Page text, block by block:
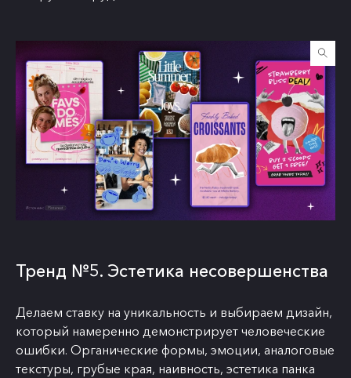
Тренд №5. Эстетика несовершенства
Делаем ставку на уникальность и выбираем дизайн,
который намеренно демонстрирует человеческие
ошибки. Органические формы, эмоции, аналоговые
текстуры, грубые края, наивность, эстетика панка